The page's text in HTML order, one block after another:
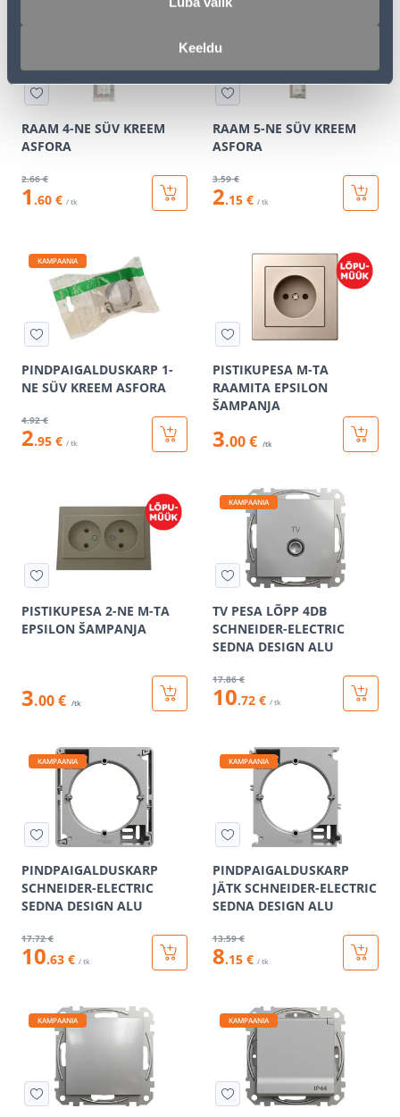
Keeldu
RAAM 4-NE SÜV KREEM
ASFORA
2.66 €
1 .60 € / tk
RAAM 5-NE SÜV KREEM
ASFORA
3.59 €
2.15 € / tk
KAMPAANIA
PINDPAIGALDUSKARP 1-
NE SÜV KREEM ASFORA
4.92 €
2.95 € / tk
PISTIKUPESA M-TA
RAAMITA EPSILON
ŠAMPANJA
3.00 € /tk
PISTIKUPESA 2-NE M-TA
EPSILON ŠAMPANJA
3.00 € /tk
KAMPAANIA
TV PESA LÕPP 4DB
SCHNEIDER-ELECTRIC
SEDNA DESIGN ALU
17.86 €
10.72 € / tk
KAMPAANIA
PINDPAIGALDUSKARP
SCHNEIDER-ELECTRIC
SEDNA DESIGN ALU
17.72 €
10.63 € / tk
KAMPAANIA
PINDPAIGALDUSKARP
JÄTK SCHNEIDER-ELECTRIC
SEDNA DESIGN ALU
13.59 €
8.15 € / tk
KAMPAANIA KAMPAANIA